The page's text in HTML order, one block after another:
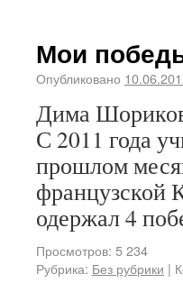
Мои
Опубликовано
Дима
С 2011 года
прошлом
французской
одержал 4
Просмотров: 5 234
Рубрика: Без рубрики |